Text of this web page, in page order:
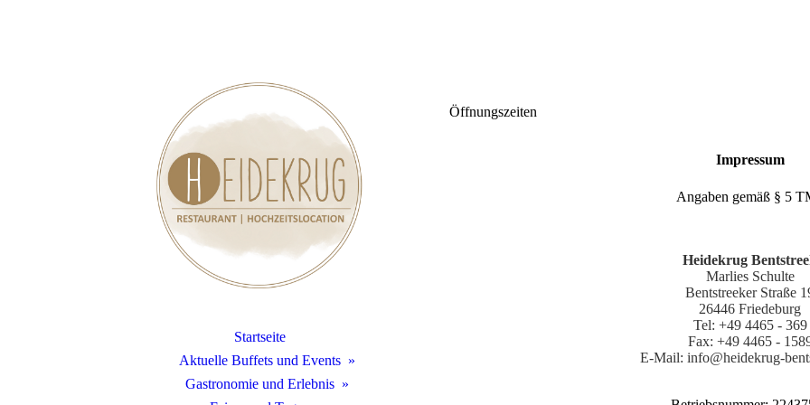
Startseite
Aktuelle Buffets und Events
Gastronomie und Erlebnis
Öffnungszeiten
Impressum
Angaben gemäß § 5
Heidekrug
Marlies Schulte
Bentstreeker Straße
26446 Friedeburg
Tel: +49 4465 - 369
Fax: +49 4465 -
E-Mail: info@heidekrug-